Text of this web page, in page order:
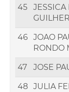
45
JESSICA
46 JOAO
RONDO
47 JOSE
48 JULIA